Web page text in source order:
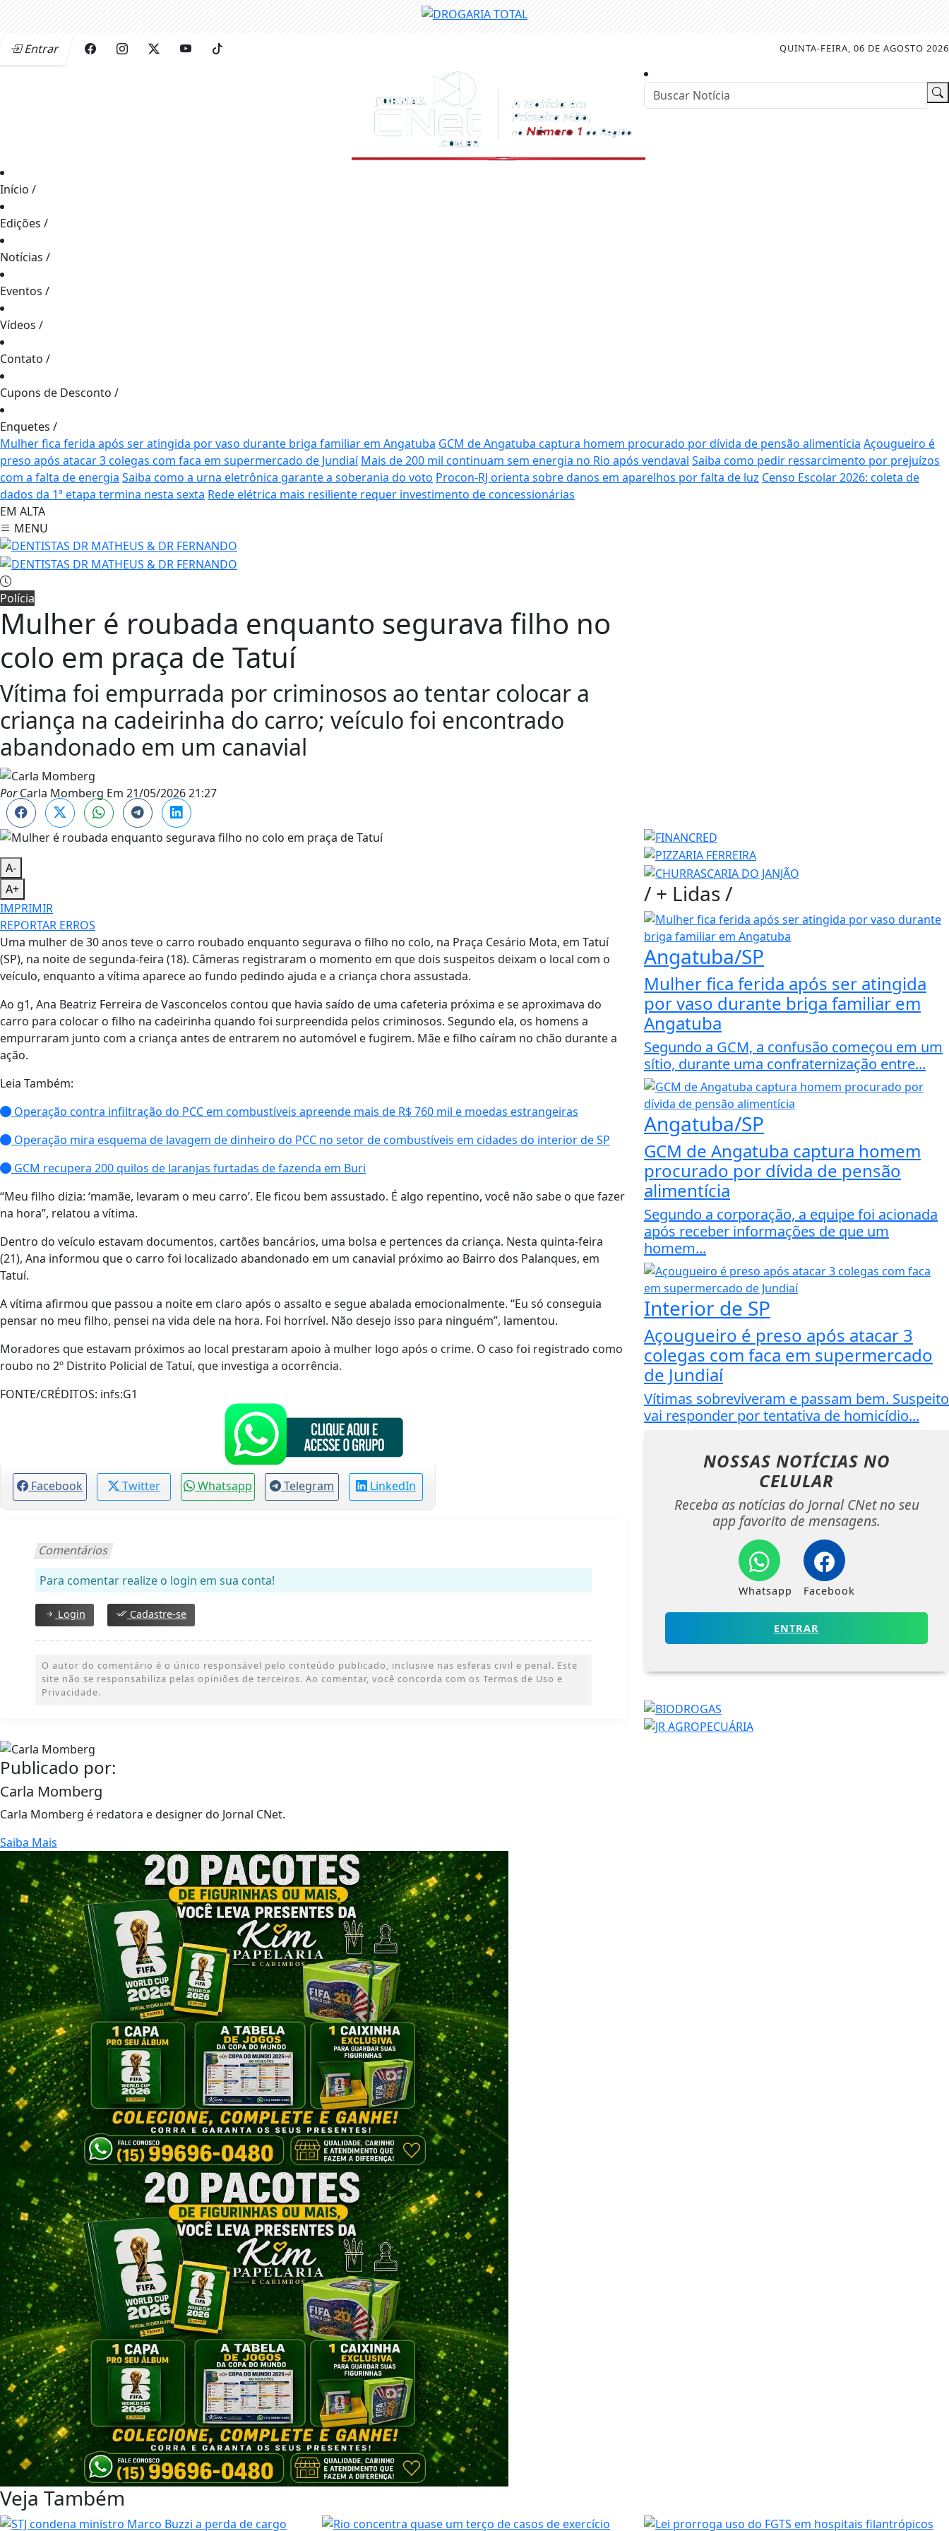
Entrar QUINTA-FEIRA, 06 DE AGOSTO 2026
Início /
Edições /
Notícias /
Eventos /
Vídeos /
Contato /
Cupons de Desconto /
Enquetes /
Mulher fica ferida após ser atingida por vaso durante briga familiar em Angatuba GCM de Angatuba captura homem procurado por dívida de pensão alimentícia Açougueiro é
preso após atacar 3 colegas com faca em supermercado de Jundiaí Mais de 200 mil continuam sem energia no Rio após vendaval Saiba como pedir ressarcimento por prejuízos
com a falta de energia Saiba como a urna eletrônica garante a soberania do voto Procon-RJ orienta sobre danos em aparelhos por falta de luz Censo Escolar 2026: coleta de
dados da 1ª etapa termina nesta sexta Rede elétrica mais resiliente requer investimento de concessionárias
EM ALTA
MENU
Polícia
Mulher é roubada enquanto segurava filho no
colo em praça de Tatuí
Vítima foi empurrada por criminosos ao tentar colocar a
criança na cadeirinha do carro; veículo foi encontrado
abandonado em um canavial
PorCarla Momberg Em 21/05/2026 21:27
A-
A+
IMPRIMIR
REPORTAR ERROS
Uma mulher de 30 anos teve o carro roubado enquanto segurava o filho no colo, na Praça Cesário Mota, em Tatuí
(SP), na noite de segunda-feira (18). Câmeras registraram o momento em que dois suspeitos deixam o local com o
veículo, enquanto a vítima aparece ao fundo pedindo ajuda e a criança chora assustada.
Ao g1, Ana Beatriz Ferreira de Vasconcelos contou que havia saído de uma cafeteria próxima e se aproximava do
carro para colocar o filho na cadeirinha quando foi surpreendida pelos criminosos. Segundo ela, os homens a
empurraram junto com a criança antes de entrarem no automóvel e fugirem. Mãe e filho caíram no chão durante a
ação.
Leia Também:
Operação contra infiltração do PCC em combustíveis apreende mais de R$ 760 mil e moedas estrangeiras
Operação mira esquema de lavagem de dinheiro do PCC no setor de combustíveis em cidades do interior de SP
GCM recupera 200 quilos de laranjas furtadas de fazenda em Buri
“Meu filho dizia: ‘mamãe, levaram o meu carro’. Ele ficou bem assustado. É algo repentino, você não sabe o que fazer
na hora”, relatou a vítima.
Dentro do veículo estavam documentos, cartões bancários, uma bolsa e pertences da criança. Nesta quinta-feira
(21), Ana informou que o carro foi localizado abandonado em um canavial próximo ao Bairro dos Palanques, em
Tatuí.
A vítima afirmou que passou a noite em claro após o assalto e segue abalada emocionalmente. “Eu só conseguia
pensar no meu filho, pensei na vida dele na hora. Foi horrível. Não desejo isso para ninguém”, lamentou.
Moradores que estavam próximos ao local prestaram apoio à mulher logo após o crime. O caso foi registrado como
roubo no 2º Distrito Policial de Tatuí, que investiga a ocorrência.
FONTE/CRÉDITOS: infs:G1
Facebook Twitter Whatsapp Telegram LinkedIn
Comentários
Para comentar realize o login em sua conta!
Login Cadastre-se
O autor do comentário é o único responsável pelo conteúdo publicado, inclusive nas esferas civil e penal. Este
site não se responsabiliza pelas opiniões de terceiros. Ao comentar, você concorda com os Termos de Uso e
Privacidade.
Publicado por:
Carla Momberg
Carla Momberg é redatora e designer do Jornal CNet.
Saiba Mais
/ + Lidas/
Angatuba/SP
Mulher fica ferida após ser atingida
por vaso durante briga familiar em
Angatuba
Segundo a GCM, a confusão começou em um
sítio, durante uma confraternização entre...
Angatuba/SP
GCM de Angatuba captura homem
procurado por dívida de pensão
alimentícia
Segundo a corporação, a equipe foi acionada
após receber informações de que um
homem...
Interior de SP
Açougueiro é preso após atacar 3
colegas com faca em supermercado
de Jundiaí
Vítimas sobreviveram e passam bem. Suspeito
vai responder por tentativa de homicídio...
NOSSAS NOTÍCIAS NO
CELULAR
Receba as notícias do Jornal CNet no seu
app favorito de mensagens.
Whatsapp Facebook
ENTRAR
Veja Também